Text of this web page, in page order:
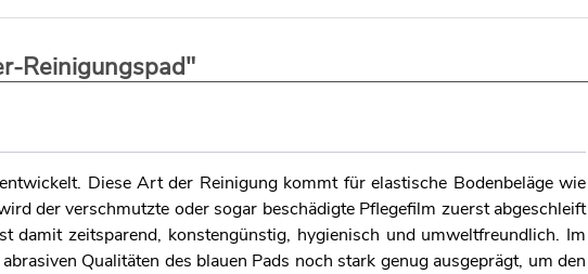
Reinigungspad"
Diese Art der Reinigung kommt für elastische Bodenbeläge wie
der verschmutzte oder sogar beschädigte Pflegefilm zuerst abgeschleift
damit zeitsparend, konstengünstig, hygienisch und umweltfreundlich. Im
Qualitäten des blauen Pads noch stark genug ausgeprägt, um den